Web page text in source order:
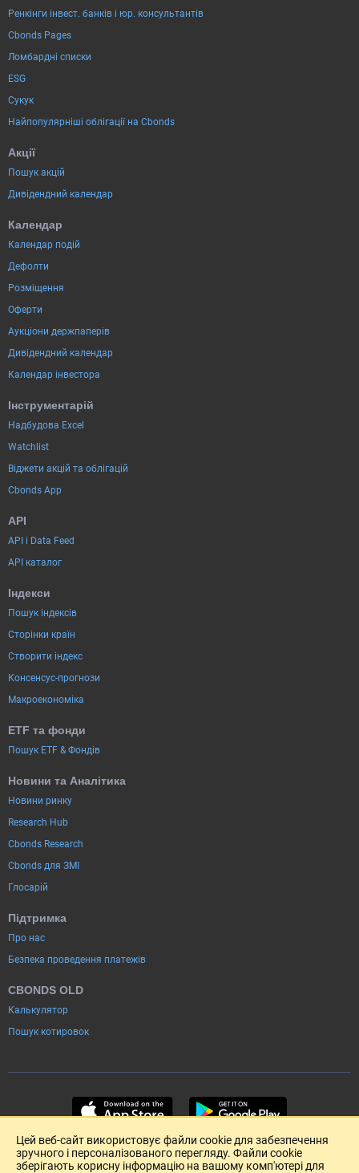
Ренкінги інвест. банків і юр. консультантів
Cbonds Pages
Ломбардні списки
ESG
Сукук
Найпопулярніші облігації на Cbonds
Акції
Пошук акцій
Дивідендний календар
Календар
Календар подій
Дефолти
Розміщення
Оферти
Аукціони держпаперів
Дивідендний календар
Календар інвестора
Інструментарій
Надбудова Excel
Watchlist
Віджети акцій та облігацій
Cbonds App
API
API і Data Feed
API каталог
Індекси
Пошук індексів
Сторінки країн
Створити індекс
Консенсус-прогнози
Макроекономіка
ETF та фонди
Пошук ETF & Фондів
Новини та Аналітика
Новини ринку
Research Hub
Cbonds Research
Cbonds для ЗМІ
Глосарій
Підтримка
Про нас
Безпека проведення платежів
CBONDS OLD
Калькулятор
Пошук котировок
Цей веб-сайт використовує файли cookie для забезпечення
зручного і персоналізованого перегляду. Файли cookie
зберігають корисну інформацію на вашому комп'ютері для